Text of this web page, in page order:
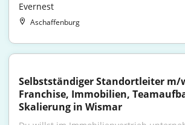
Evernest
Aschaffenburg
Selbstständiger Standortleiter m/
Franchise, Immobilien,
Skalierung in Wismar